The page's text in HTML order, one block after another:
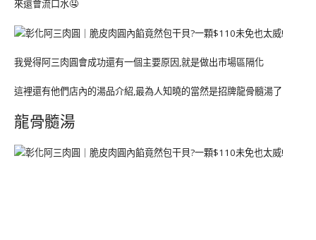
來還會流口水🤤
我覺得阿三肉圓會成功還有一個主要原因,就是做出市場區隔化
這裡還有他們店內的湯品介紹,最為人知曉的當然是招牌龍骨髓湯了
龍骨髓湯